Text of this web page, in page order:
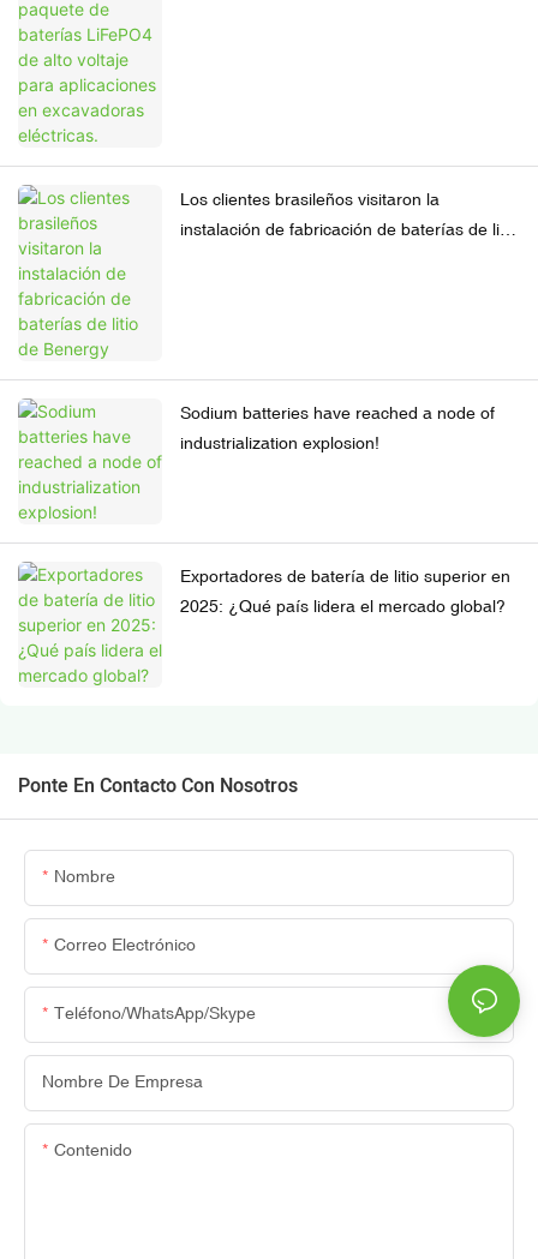
Los clientes brasileños visitaron la
instalación de fabricación de baterías de litio
Sodium batteries have reached a node of
industrialization explosion!
Exportadores de batería de litio superior en
2025: ¿Qué país lidera el mercado global?
Ponte En Contacto Con Nosotros
Nombre
Correo Electrónico
Teléfono/WhatsApp/Skype
Nombre De Empresa
Contenido